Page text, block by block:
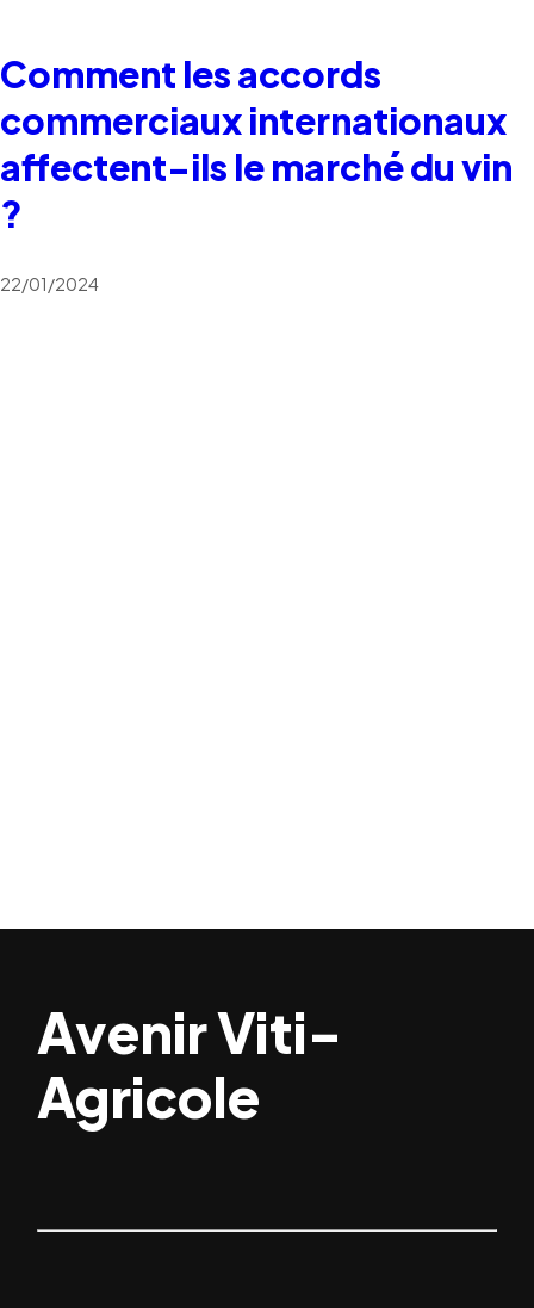
Comment les accords
commerciaux internationaux
affectent-ils le marché du vin
?
22/01/2024
Avenir Viti-
Agricole